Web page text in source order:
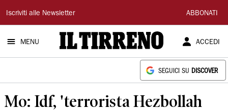
Il
Tirreno
Iscriviti alle Newsletter ABBONATI
MENU ACCEDI
SEGUICI SU DISCOVER
Mo: Idf, 'terrorista Hezbollah